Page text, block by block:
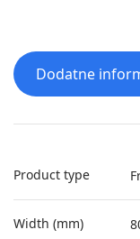
Dodatne
Product type
Width (mm)